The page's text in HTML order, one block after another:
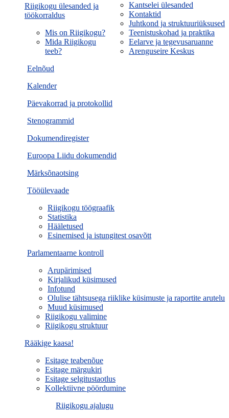
Kantselei ülesanded
Kontaktid
Juhtkond ja struktuuriüksused
Teenistuskohad ja praktika
Eelarve ja tegevusaruanne
Arenguseire Keskus
Eelnõud
Kalender
Päevakorrad ja protokollid
Stenogrammid
Dokumendiregister
Euroopa Liidu dokumendid
Märksõnaotsing
Tööülevaade
Riigikogu töögraafik
Statistika
Hääletused
Esinemised ja istungitest osavõtt
Parlamentaarne kontroll
Arupärimised
Kirjalikud küsimused
Infotund
Olulise tähtsusega riiklike küsimuste ja raportite arutelu
Muud küsimused
Riigikogu ülesanded ja
töökorraldus
Mis on Riigikogu?
Mida Riigikogu
teeb?
Riigikogu valimine
Riigikogu struktuur
Rääkige kaasa!
Esitage teabenõue
Esitage märgukiri
Esitage selgitustaotlus
Kollektiivne pöördumine
Riigikogu ajalugu